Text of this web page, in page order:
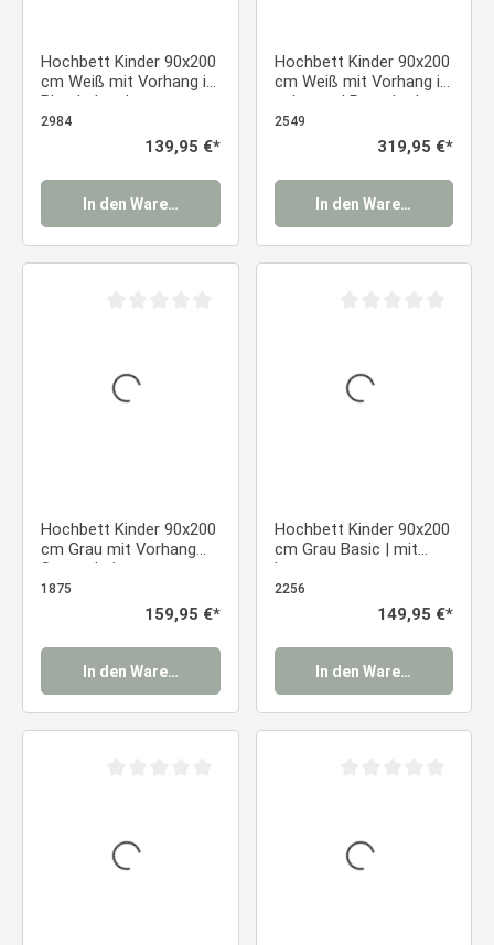
Hochbett Kinder 90x200
cm Weiß mit Vorhang in
Blau | ohne Lattenrost
2984
Regulärer Preis:
139,95 €*
In den Warenkorb
Hochbett Kinder 90x200
cm Weiß mit Vorhang in
schwarz | Rutsche |
Turm | mit Lattenrost |
mit Matratze | Pirat |
2549
Regulärer Preis:
319,95 €*
In den Warenkorb
Hochbett Kinder 90x200
cm Grau mit Vorhang
Sterne | ohne
Lattenrost
1875
Regulärer Preis:
159,95 €*
In den Warenkorb
Hochbett Kinder 90x200
cm Grau Basic | mit
Lattenrost
2256
Regulärer Preis:
149,95 €*
In den Warenkorb